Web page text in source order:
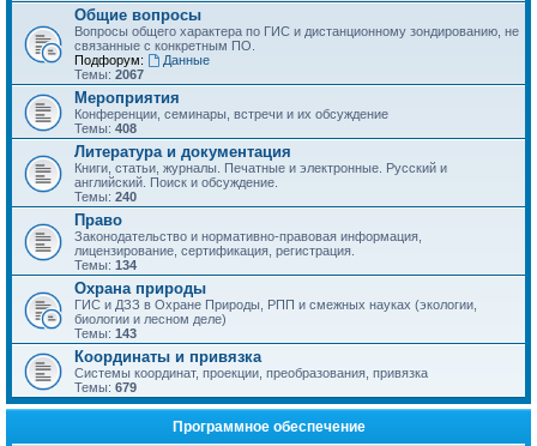
Общие вопросы
Вопросы общего характера по ГИС и дистанционному зондированию, не
связанные с конкретным ПО.
Подфорум:
Данные
Темы: 2067
Мероприятия
Конференции, семинары, встречи и их обсуждение
Темы: 408
Литература и документация
Книги, статьи, журналы. Печатные и электронные. Русский и
английский. Поиск и обсуждение.
Темы: 240
Право
Законодательство и нормативно-правовая информация,
лицензирование, сертификация, регистрация.
Темы: 134
Охрана природы
ГИС и ДЗЗ в Охране Природы, РПП и смежных науках (экологии,
биологии и лесном деле)
Темы: 143
Координаты и привязка
Системы координат, проекции, преобразования, привязка
Темы: 679
Программное обеспечение